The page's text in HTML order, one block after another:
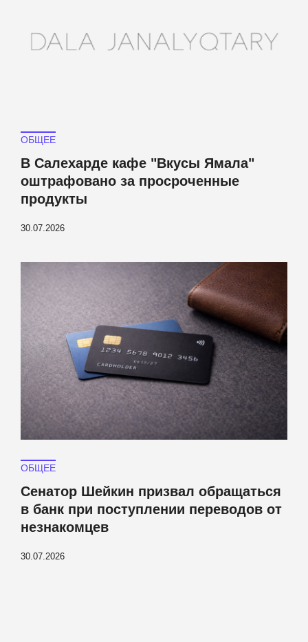
ОБЩЕЕ
В Салехарде кафе "Вкусы Ямала"
оштрафовано за просроченные
продукты
30.07.2026
ОБЩЕЕ
Сенатор Шейкин призвал обращаться
в банк при поступлении переводов от
незнакомцев
30.07.2026